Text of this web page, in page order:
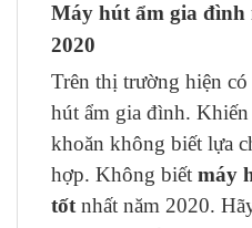
Máy hút ẩm gia đình
2020
Trên thị trường hiện
hút ẩm gia đình. Khiến
khoăn không biết lựa
hợp. Không biết máy
tốt nhất năm 2020.